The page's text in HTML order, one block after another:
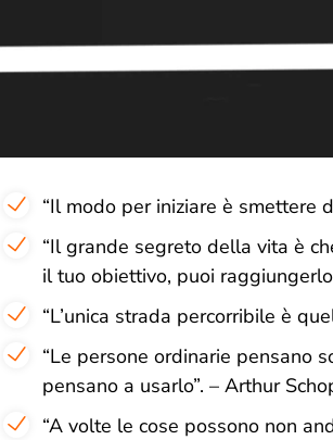
“Il modo per iniziare è smettere
“Il grande segreto della vita è
il tuo obiettivo, puoi
“L’unica strada percorribile è
“Le persone ordinarie pensano
pensano a usarlo”. – Arthur
“A volte le cose possono non